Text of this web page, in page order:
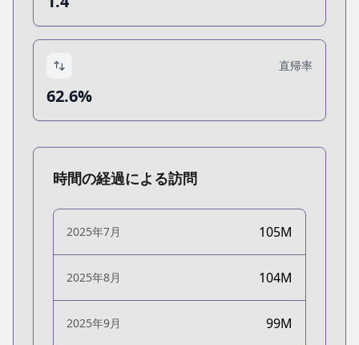
直帰率
62.6%
時間の経過による訪問
2025年7月 105M
2025年8月 104M
2025年9月 99M